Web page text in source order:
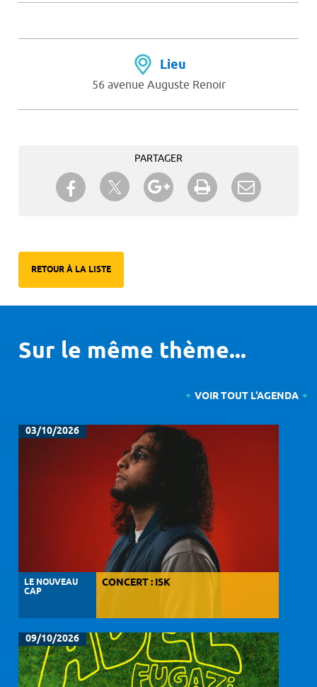
Lieu
56 avenue Auguste Renoir
PARTAGER
Partager sur Facebook
Partager sur TwitterPartager sur Google+
Imprimer
RETOUR À LA LISTE
Sur le même thème...
VOIR TOUT L'AGENDA
03/10/2026
LE NOUVEAU
CAP
CONCERT : ISK
09/10/2026